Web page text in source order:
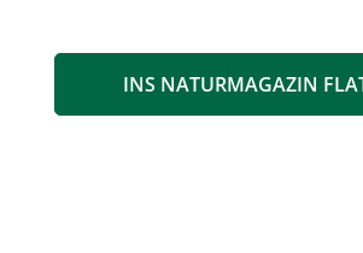
INS NATURMAGAZIN